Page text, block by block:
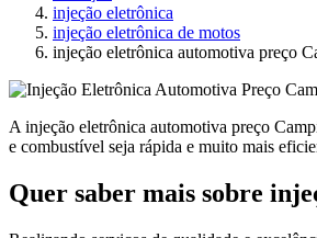
injeção eletrônica
injeção eletrônica de motos
injeção eletrônica automotiva preço
A injeção eletrônica automotiva preço
e combustível seja rápida e muito mais
Quer saber mais sobre